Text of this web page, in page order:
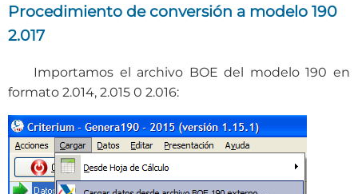
Procedimiento de conversión a modelo 190
2.017
Importamos el archivo BOE del modelo 190 en
formato 2.014, 2.015 0 2.016: